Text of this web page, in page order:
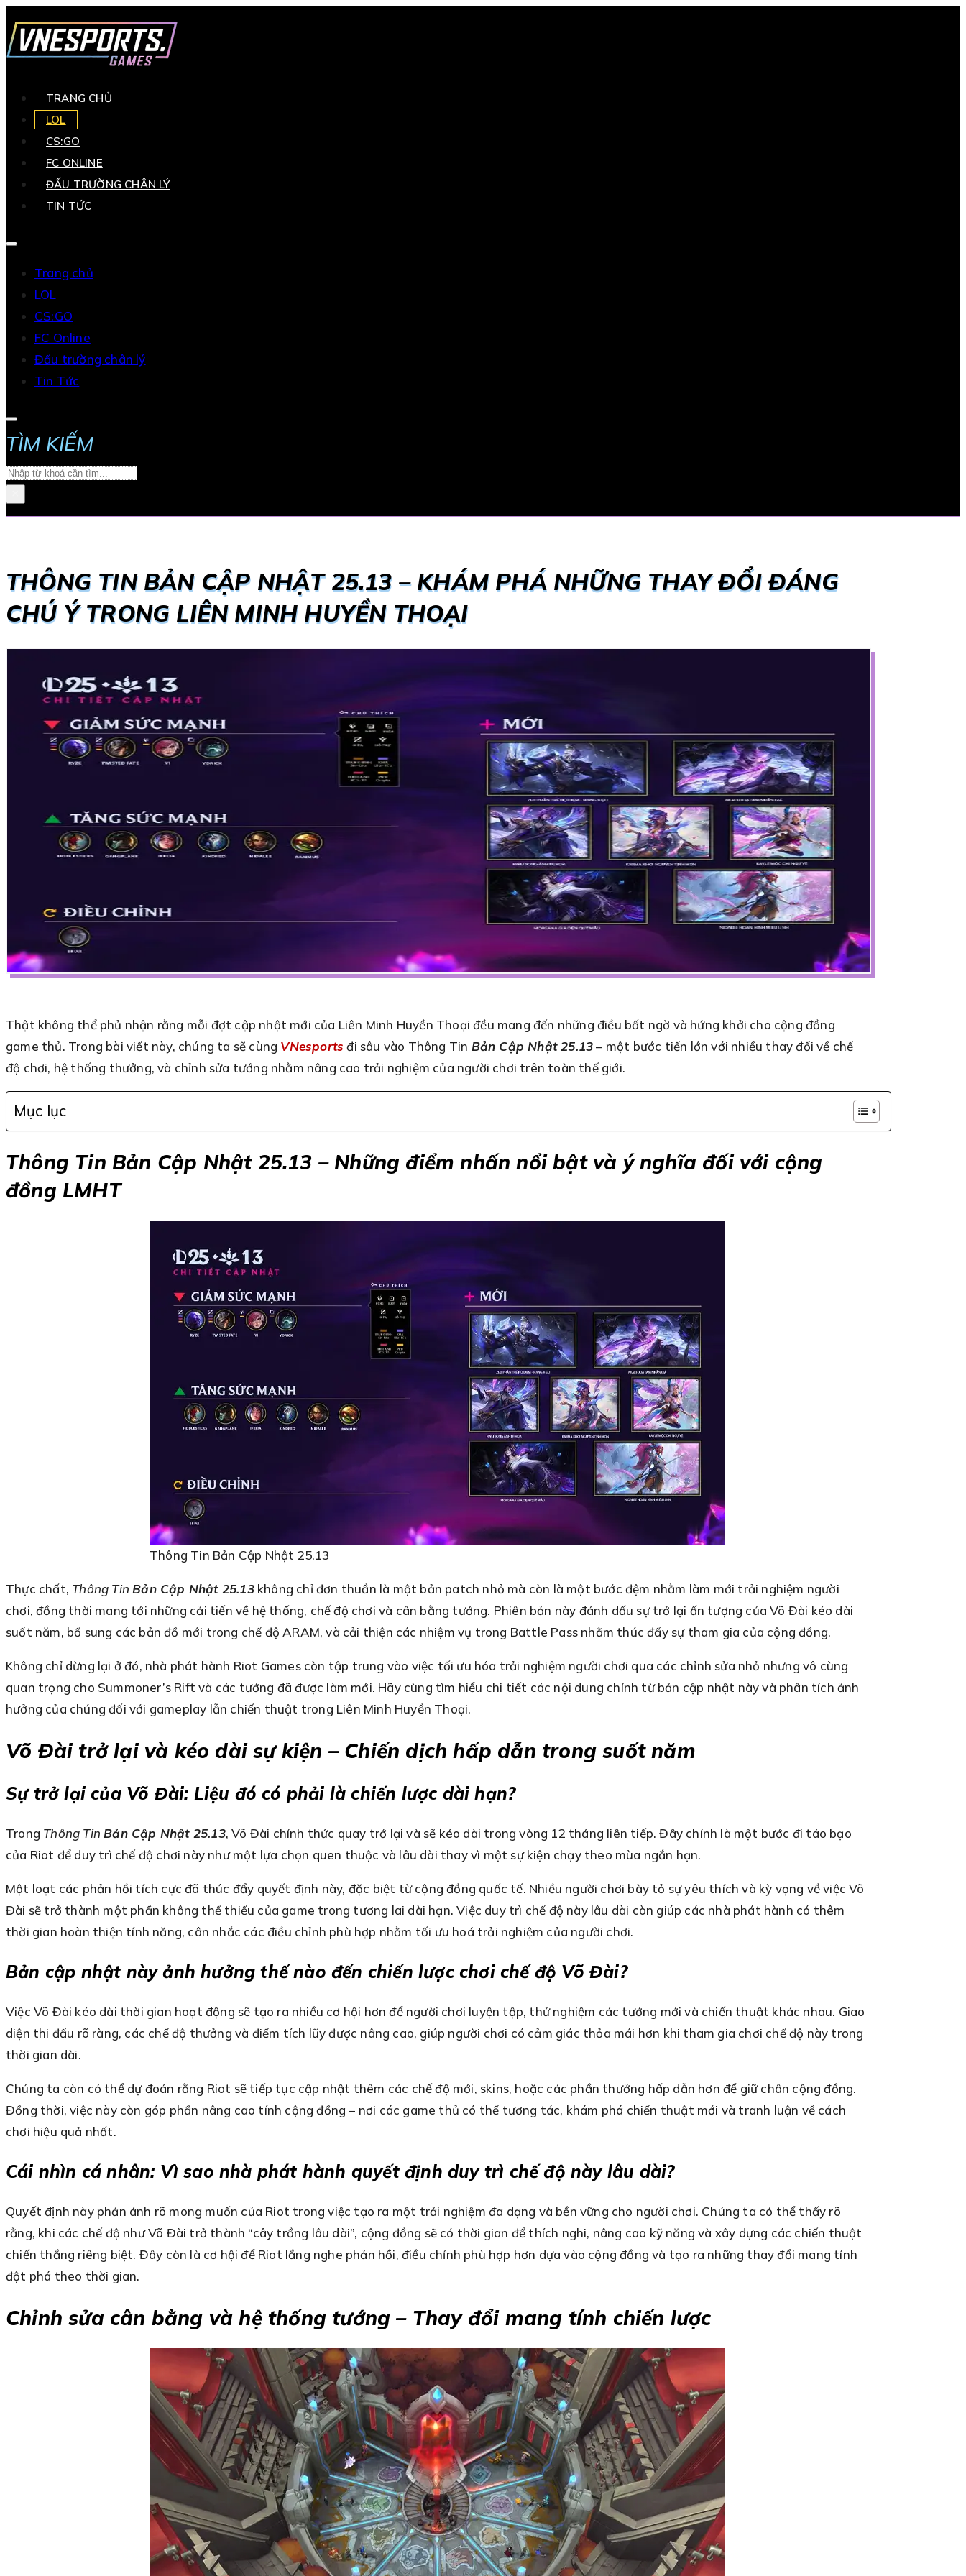
TRANG CHỦ
LOL
CS:GO
FC ONLINE
ĐẤU TRƯỜNG CHÂN LÝ
TIN TỨC
Trang chủ
LOL
CS:GO
FC Online
Đấu trường chân lý
Tin Tức
TÌM KIẾM
Search
THÔNG TIN BẢN CẬP NHẬT 25.13 – KHÁM PHÁ NHỮNG THAY ĐỔI ĐÁNG
CHÚ Ý TRONG LIÊN MINH HUYỀN THOẠI
Thật không thể phủ nhận rằng mỗi đợt cập nhật mới của Liên Minh Huyền Thoại đều mang đến những điều bất ngờ và hứng khởi cho cộng đồng
game thủ. Trong bài viết này, chúng ta sẽ cùng VNesports đi sâu vào Thông Tin Bản Cập Nhật 25.13– một bước tiến lớn với nhiều thay đổi về chế
độ chơi, hệ thống thưởng, và chỉnh sửa tướng nhằm nâng cao trải nghiệm của người chơi trên toàn thế giới.
Mục lục
Thông Tin Bản Cập Nhật 25.13 – Những điểm nhấn nổi bật và ý nghĩa đối với cộng
đồng LMHT
Thông Tin Bản Cập Nhật 25.13
Thực chất, Thông TinBản Cập Nhật 25.13không chỉ đơn thuần là một bản patch nhỏ mà còn là một bước đệm nhằm làm mới trải nghiệm người
chơi, đồng thời mang tới những cải tiến về hệ thống, chế độ chơi và cân bằng tướng. Phiên bản này đánh dấu sự trở lại ấn tượng của Võ Đài kéo dài
suốt năm, bổ sung các bản đồ mới trong chế độ ARAM, và cải thiện các nhiệm vụ trong Battle Pass nhằm thúc đẩy sự tham gia của cộng đồng.
Không chỉ dừng lại ở đó, nhà phát hành Riot Games còn tập trung vào việc tối ưu hóa trải nghiệm người chơi qua các chỉnh sửa nhỏ nhưng vô cùng
quan trọng cho Summoner’s Rift và các tướng đã được làm mới. Hãy cùng tìm hiểu chi tiết các nội dung chính từ bản cập nhật này và phân tích ảnh
hưởng của chúng đối với gameplay lẫn chiến thuật trong Liên Minh Huyền Thoại.
Võ Đài trở lại và kéo dài sự kiện – Chiến dịch hấp dẫn trong suốt năm
Sự trở lại của Võ Đài: Liệu đó có phải là chiến lược dài hạn?
Trong Thông TinBản Cập Nhật 25.13, Võ Đài chính thức quay trở lại và sẽ kéo dài trong vòng 12 tháng liên tiếp. Đây chính là một bước đi táo bạo
của Riot để duy trì chế độ chơi này như một lựa chọn quen thuộc và lâu dài thay vì một sự kiện chạy theo mùa ngắn hạn.
Một loạt các phản hồi tích cực đã thúc đẩy quyết định này, đặc biệt từ cộng đồng quốc tế. Nhiều người chơi bày tỏ sự yêu thích và kỳ vọng về việc Võ
Đài sẽ trở thành một phần không thể thiếu của game trong tương lai dài hạn. Việc duy trì chế độ này lâu dài còn giúp các nhà phát hành có thêm
thời gian hoàn thiện tính năng, cân nhắc các điều chỉnh phù hợp nhằm tối ưu hoá trải nghiệm của người chơi.
Bản cập nhật này ảnh hưởng thế nào đến chiến lược chơi chế độ Võ Đài?
Việc Võ Đài kéo dài thời gian hoạt động sẽ tạo ra nhiều cơ hội hơn để người chơi luyện tập, thử nghiệm các tướng mới và chiến thuật khác nhau. Giao
diện thi đấu rõ ràng, các chế độ thưởng và điểm tích lũy được nâng cao, giúp người chơi có cảm giác thỏa mái hơn khi tham gia chơi chế độ này trong
thời gian dài.
Chúng ta còn có thể dự đoán rằng Riot sẽ tiếp tục cập nhật thêm các chế độ mới, skins, hoặc các phần thưởng hấp dẫn hơn để giữ chân cộng đồng.
Đồng thời, việc này còn góp phần nâng cao tính cộng đồng – nơi các game thủ có thể tương tác, khám phá chiến thuật mới và tranh luận về cách
chơi hiệu quả nhất.
Cái nhìn cá nhân: Vì sao nhà phát hành quyết định duy trì chế độ này lâu dài?
Quyết định này phản ánh rõ mong muốn của Riot trong việc tạo ra một trải nghiệm đa dạng và bền vững cho người chơi. Chúng ta có thể thấy rõ
rằng, khi các chế độ như Võ Đài trở thành “cây trồng lâu dài”, cộng đồng sẽ có thời gian để thích nghi, nâng cao kỹ năng và xây dựng các chiến thuật
chiến thắng riêng biệt. Đây còn là cơ hội để Riot lắng nghe phản hồi, điều chỉnh phù hợp hơn dựa vào cộng đồng và tạo ra những thay đổi mang tính
đột phá theo thời gian.
Chỉnh sửa cân bằng và hệ thống tướng – Thay đổi mang tính chiến lược